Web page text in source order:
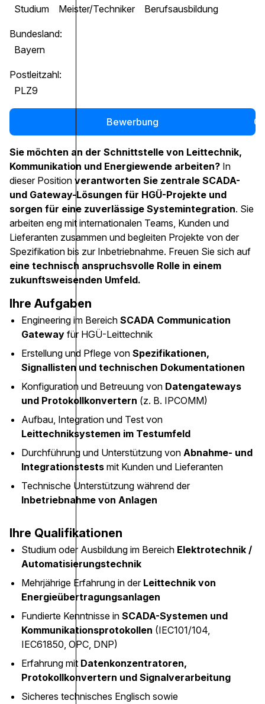
Studium
Meister/Techniker Berufsausbildung
Bundesland:
Bayern
Postleitzahl:
PLZ9
Bewerbung 0
Sie möchten an der Schnittstelle von Leittechnik,
Kommunikation und Energiewende arbeiten? In
dieser Position verantworten Sie zentrale SCADA-
und Gateway-Lösungen für HGÜ-Projekte und
sorgen für eine zuverlässige Systemintegration. Sie
arbeiten eng mit internationalen Teams, Kunden und
Lieferanten zusammen und begleiten Projekte von der
Spezifikation bis zur Inbetriebnahme. Freuen Sie sich auf
eine technisch anspruchsvolle Rolle in einem
zukunftsweisenden Umfeld.
Ihre Aufgaben
Engineering im Bereich SCADA Communication
Gateway für HGÜ-Leittechnik
Erstellung und Pflege von Spezifikationen,
Signallisten und technischen Dokumentationen
Konfiguration und Betreuung von Datengateways
und Protokollkonvertern (z. B. IPCOMM)
Aufbau, Integration und Test von
Leittechniksystemen im Testumfeld
Durchführung und Unterstützung von Abnahme- und
Integrationstests mit Kunden und Lieferanten
Technische Unterstützung während der
Inbetriebnahme von Anlagen
Ihre Qualifikationen
Studium oder Ausbildung im Bereich Elektrotechnik /
Automatisierungstechnik
Mehrjährige Erfahrung in der Leittechnik von
Energieübertragungsanlagen
Fundierte Kenntnisse in SCADA-Systemen und
Kommunikationsprotokollen (IEC101/104,
IEC61850, OPC, DNP)
Erfahrung mit Datenkonzentratoren,
Protokollkonvertern und Signalverarbeitung
Sicheres technisches Englisch sowie